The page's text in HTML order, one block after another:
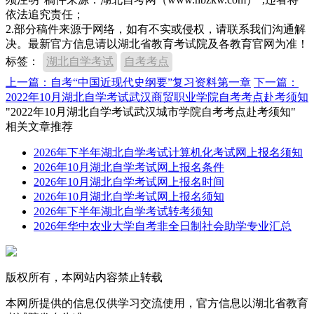
依法追究责任；
2.部分稿件来源于网络，如有不实或侵权，请联系我们沟通解
决。最新官方信息请以湖北省教育考试院及各教育官网为准！
标签：
湖北自学考试
自考考点
上一篇：自考“中国近现代史纲要”复习资料第一章 下一篇：
2022年10月湖北自学考试武汉商贸职业学院自考考点赴考须知
"2022年10月湖北自学考试武汉城市学院自考考点赴考须知"
相关文章推荐
2026年下半年湖北自学考试计算机化考试网上报名须知
2026年10月湖北自学考试网上报名条件
2026年10月湖北自学考试网上报名时间
2026年10月湖北自学考试网上报名须知
2026年下半年湖北自学考试转考须知
2026年华中农业大学自考非全日制社会助学专业汇总
版权所有，本网站内容禁止转载
本网所提供的信息仅供学习交流使用，官方信息以湖北省教育